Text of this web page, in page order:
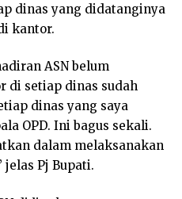
dinas yang didatanginya
kantor.
ASN belum
di setiap dinas sudah
dinas yang saya
OPD. Ini bagus sekali.
dalam melaksanakan
jelas Pj Bupati.